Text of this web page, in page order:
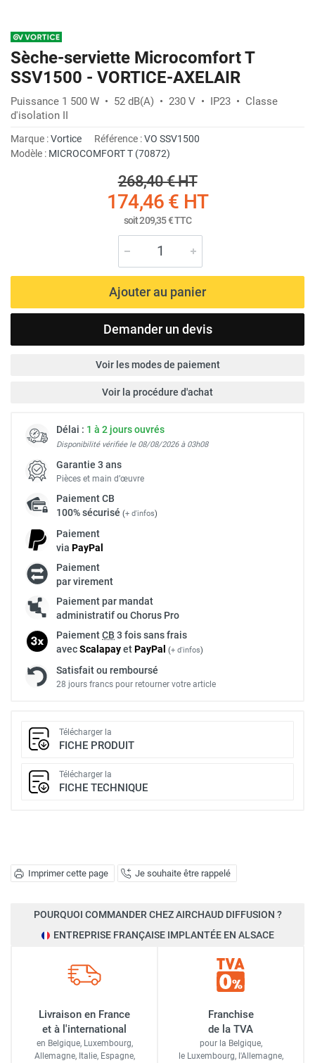
Imprimer cette page Je souhaite être rappelé
Sèche-serviette Microcomfort T
SSV1500 - VORTICE-AXELAIR
Puissance 1 500 W • 52 dB(A) • 230 V • IP23 • Classe
d'isolation II
Marque :Vortice Référence :VO SSV1500
Modèle : MICROCOMFORT T (70872)
268,40 €HT
174,46 € HT
soit209,35 €TTC
Ajouter au panier
Demander un devis
Voir les modes de paiement
Voir la procédure d'achat
Délai : 1 à 2 jours ouvrés
Disponibilité vérifiée le 08/08/2026 à 03h08
Garantie 3 ans
Pièces et main d’œuvre
PaiementCB
100% sécurisé (+ d'infos)
Paiement
via PayPal
Paiement
par virement
Paiement par mandat
administratif ou Chorus Pro
PaiementCB 3 fois sans frais
avecScalapayetPayPal (+ d'infos)
Satisfait ou remboursé
28 jours francs pour retourner votre article
Télécharger la
FICHE PRODUIT
Télécharger la
FICHE TECHNIQUE
POURQUOI COMMANDER CHEZ AIRCHAUD DIFFUSION ?
ENTREPRISE FRANÇAISE IMPLANTÉE EN ALSACE
Livraison en France
et à l'international
en Belgique, Luxembourg,
Allemagne, Italie, Espagne,
Franchise
de la TVA
pour la Belgique,
le Luxembourg, l'Allemagne,